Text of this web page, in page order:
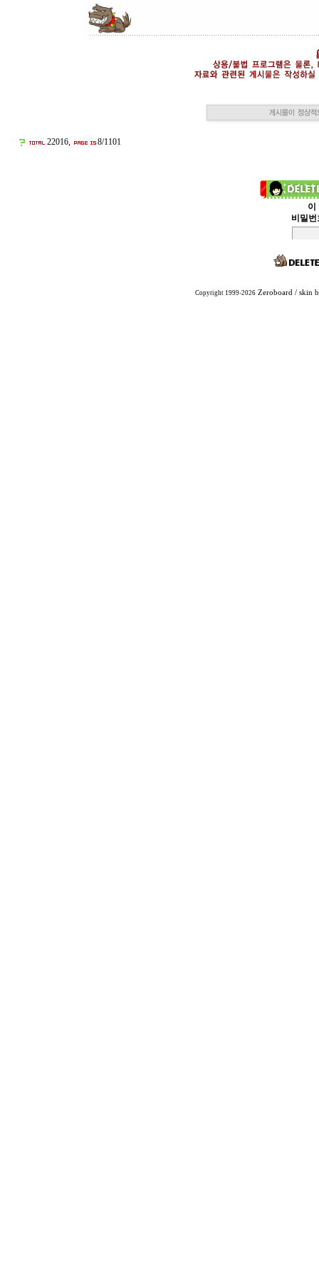
22016, 8/1101
이
비밀
Copyright 1999-2026 Zeroboard / skin